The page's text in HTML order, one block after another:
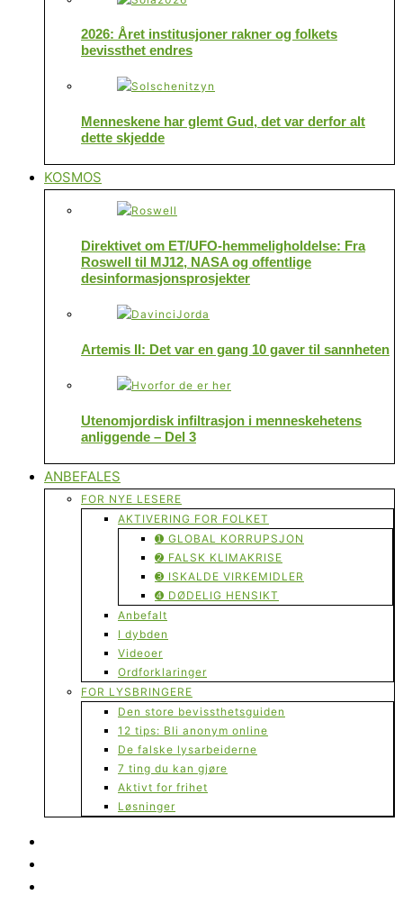
2026: Året institusjoner rakner og folkets
bevissthet endres
Menneskene har glemt Gud, det var derfor alt
dette skjedde
KOSMOS
Direktivet om ET/UFO-hemmeligholdelse: Fra
Roswell til MJ12, NASA og offentlige
desinformasjonsprosjekter
Artemis II: Det var en gang 10 gaver til sannheten
Utenomjordisk infiltrasjon i menneskehetens
anliggende – Del 3
ANBEFALES
FOR NYE LESERE
AKTIVERING FOR FOLKET
➊ GLOBAL KORRUPSJON
➋ FALSK KLIMAKRISE
➌ ISKALDE VIRKEMIDLER
➍ DØDELIG HENSIKT
Anbefalt
I dybden
Videoer
Ordforklaringer
FOR LYSBRINGERE
Den store bevissthetsguiden
12 tips: Bli anonym online
De falske lysarbeiderne
7 ting du kan gjøre
Aktivt for frihet
Løsninger